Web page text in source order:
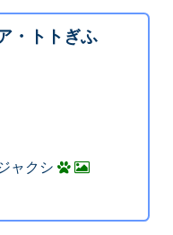
・トトぎふ
ャクシ